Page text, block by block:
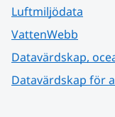
Luftmiljödata
VattenWebb
Datavärdskap,
Datavärdskap för